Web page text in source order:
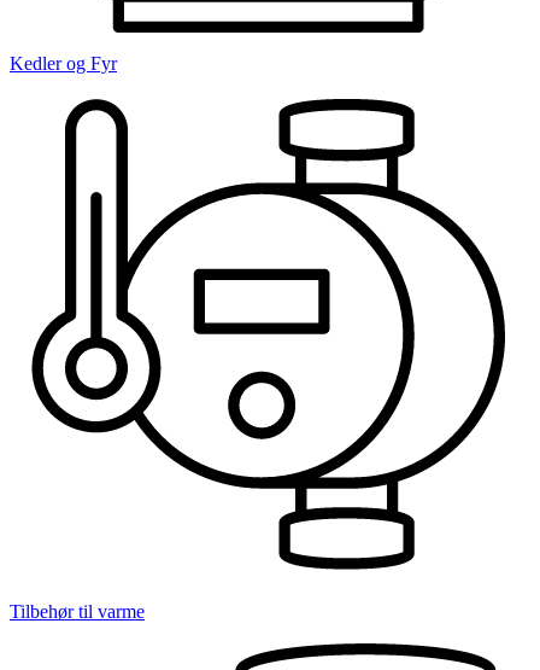
Kedler og Fyr
Tilbehør til varme